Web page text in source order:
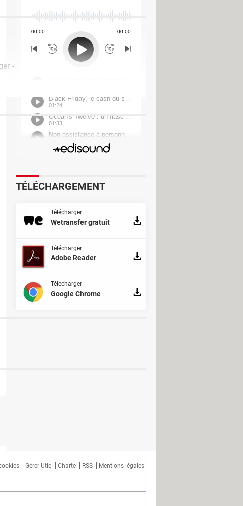
- TV & Vidéo
TÉLÉCHARGEMENT
Télécharger
Wetransfer gratuit
Télécharger
Adobe Reader
Télécharger
Google Chrome
Gérer Utiq Charte RSS
Mentions légales